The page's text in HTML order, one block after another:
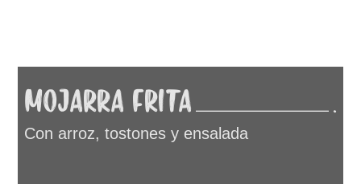
MOJARRA FRITA .
Con arroz, tostones y ensalada